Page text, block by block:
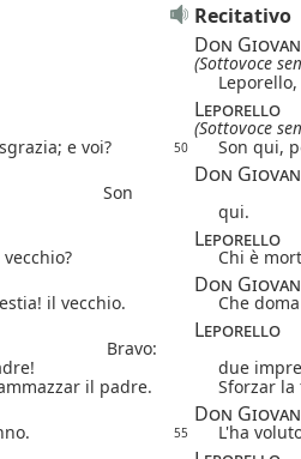
Recitativo
Don
(Sottovoce
Leporello,
Leporello
(Sottovoce
e voi? 50 Son qui,
Don
Son
qui.
Leporello
Chi è
Don
il vecchio. Che
Leporello
Bravo:
due
il padre.
Sforzar
Don
55 L'ha